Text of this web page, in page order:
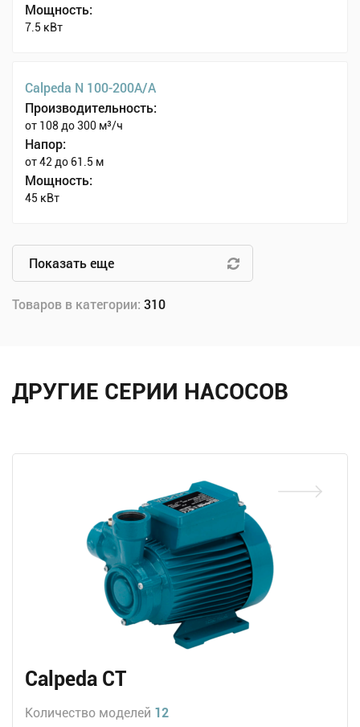
Мощность:
7.5 кВт
Calpeda N 100-200A/A
Производительность:
от 108 до 300 м³/ч
Напор:
от 42 до 61.5 м
Мощность:
45 кВт
Показать еще
Товаров в категории: 310
ДРУГИЕ СЕРИИ НАСОСОВ
Calpeda CT
Количество моделей 12